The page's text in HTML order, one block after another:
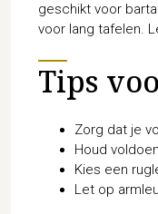
geschikt voor
voor lang tafelen.
Tips
Zorg dat je
Houd
Kies een
Let op